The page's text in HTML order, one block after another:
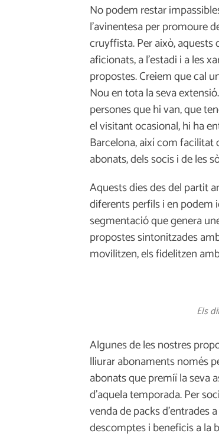
No podem restar
l’avinentesa per promoure
cruyffista. Per això, aquests
aficionats, a l’estadi i a les
propostes. Creiem que cal
Nou en tota la seva
persones que hi van, que
el visitant ocasional, hi ha
Barcelona, així com facilitat
abonats, dels socis i de les
Aquests dies des del partit
diferents perfils i en podem
segmentació que genera
propostes sintonitzades
movilitzen, els fidelitzen
Els
Algunes de les nostres
lliurar abonaments només
abonats que premiï la seva
d’aquela temporada. Per
venda de packs d’entrades
descomptes i beneficis a la